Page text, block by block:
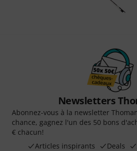
Newsletters
Abonnez-vous à la newsletter
chance, gagnez l'un des 50 bons
€ chacun!
Articles inspirants
Deals